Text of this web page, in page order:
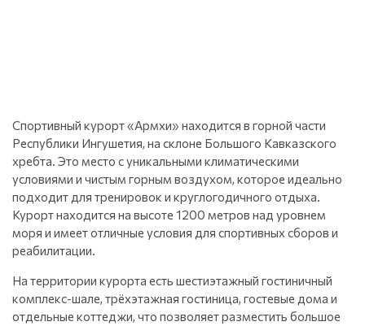
Спортивный курорт «Армхи» находится в горной части
Республики Ингушетия, на склоне Большого Кавказского
хребта. Это место с уникальными климатическими
условиями и чистым горным воздухом, которое идеально
подходит для тренировок и круглогодичного отдыха.
Курорт находится на высоте 1200 метров над уровнем
моря и имеет отличные условия для спортивных сборов и
реабилитации.
На территории курорта есть шестиэтажный гостиничный
комплекс-шале, трёхэтажная гостиница, гостевые дома и
отдельные коттеджи, что позволяет разместить большое